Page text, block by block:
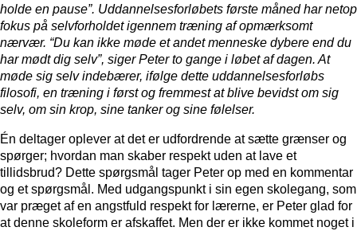
holde en pause”. Uddannelsesforløbets første måned har netop
fokus på selvforholdet igennem træning af opmærksomt
nærvær. “Du kan ikke møde et andet menneske dybere end du
har mødt dig selv”, siger Peter to gange i løbet af dagen. At
møde sig selv indebærer, ifølge dette uddannelsesforløbs
filosofi, en træning i først og fremmest at blive bevidst om sig
selv, om sin krop, sine tanker og sine følelser.
Én deltager oplever at det er udfordrende at sætte grænser og
spørger; hvordan man skaber respekt uden at lave et
tillidsbrud? Dette spørgsmål tager Peter op med en kommentar
og et spørgsmål. Med udgangspunkt i sin egen skolegang, som
var præget af en angstfuld respekt for lærerne, er Peter glad for
at denne skoleform er afskaffet. Men der er ikke kommet noget i